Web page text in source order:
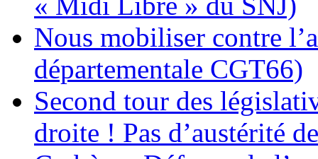
Nous mobiliser contre
départementale CGT66)
Second tour des
droite ! Pas d’austérité